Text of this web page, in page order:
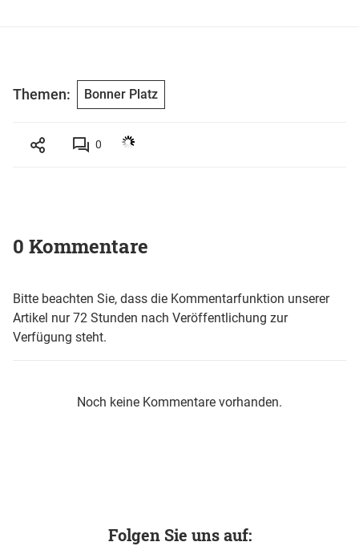
Themen: Bonner Platz
0
0 Kommentare
Bitte beachten Sie, dass die Kommentarfunktion unserer
Artikel nur 72 Stunden nach Veröffentlichung zur
Verfügung steht.
Noch keine Kommentare vorhanden.
Folgen Sie uns auf: